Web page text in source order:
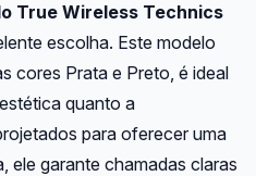
True Wireless Technics
escolha. Este modelo
cores Prata e Preto, é ideal
quanto a
para oferecer uma
ele garante chamadas claras